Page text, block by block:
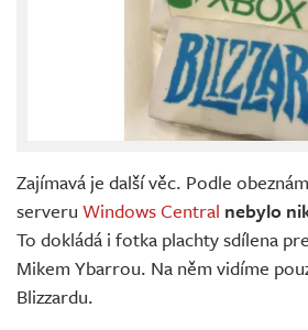
Zajímavá je další věc. Podle
serveru Windows Central nebylo
To dokládá i fotka plachty sdílena
Mikem Ybarrou. Na něm vidíme
Blizzardu.